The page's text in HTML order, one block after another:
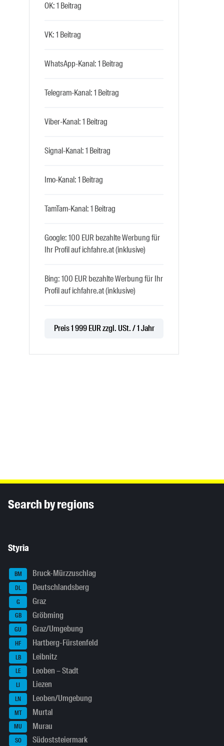
OK: 1 Beitrag
VK: 1 Beitrag
WhatsApp-Kanal: 1 Beitrag
Telegram-Kanal: 1 Beitrag
Viber-Kanal: 1 Beitrag
Signal-Kanal: 1 Beitrag
Imo-Kanal: 1 Beitrag
TamTam-Kanal: 1 Beitrag
Google: 100 EUR bezahlte Werbung für
Ihr Profil auf ichfahre.at (inklusive)
Bing: 100 EUR bezahlte Werbung für Ihr
Profil auf ichfahre.at (inklusive)
Preis 1 999 EUR zzgl. USt. / 1 Jahr
Search by regions
Styria
BM Bruck-Mürzzuschlag
DL Deutschlandsberg
G Graz
GB Gröbming
GU Graz/Umgebung
HF Hartberg-Fürstenfeld
LB Leibnitz
LE Leoben – Stadt
LI Liezen
LN Leoben/Umgebung
MT Murtal
MU Murau
SO Südoststeiermark